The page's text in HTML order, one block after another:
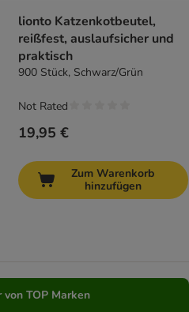
lionto Katzenkotbeutel,
reißfest, auslaufsicher und
praktisch
900 Stück, Schwarz/Grün
19,95 €
Not Rated
Zum Warenkorb
hinzufügen
TOP Marken